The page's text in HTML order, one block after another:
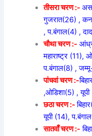
तीसरा चरण :-
गुजरात(26) ,
, प.बंगाल(4) ,
चौथा चरण :-
महाराष्ट्र (11),
प.बंगाल(8) ,
पांचवां चरण :-
,ओडिशा(5) ,
छठा चरण :-
यूपी (14),
सातवाँ चरण :-